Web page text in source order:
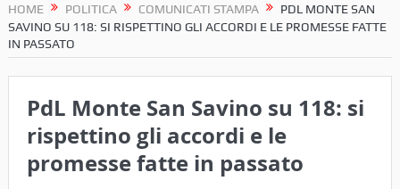
HOME POLITICA COMUNICATI STAMPA
PDL MONTE SAN
SAVINO SU 118: SI RISPETTINO GLI ACCORDI E LE PROMESSE FATTE
IN PASSATO
PdL Monte San Savino su 118: si
rispettino gli accordi e le
promesse fatte in passato